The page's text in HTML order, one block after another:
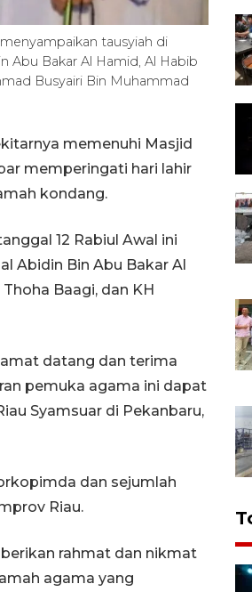
tausyiah di
Abu Bakar Al Hamid, Al Habib
Busyairi Bin Muhammad
memenuhi Masjid
memperingati hari lahir
kondang.
12 Rabiul Awal ini
Abidin Bin Abu Bakar Al
Baagi, dan KH
datang dan terima
pemuka agama ini dapat
Syamsuar di Pekanbaru,
dan sejumlah
Riau.
rahmat dan nikmat
agama yang